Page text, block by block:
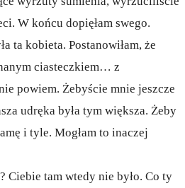
W końcu dopięłam swego.
ta kobieta. Postanowiłam, że
ciasteczkiem… z
powiem. Żebyście mnie jeszcze
udręka była tym większa. Żeby
i tyle. Mogłam to inaczej
Ciebie tam wtedy nie było. Co ty